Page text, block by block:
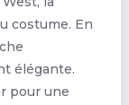
costume. En
élégante.
pour une